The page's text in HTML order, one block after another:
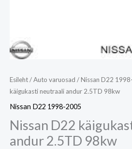
Esileht/Auto varuosad /Nissan D22
käigukasti neutraali andur 2.5TD 98kw
Nissan D22 1998-2005
Nissan D22
andur 2.5TD 98kw